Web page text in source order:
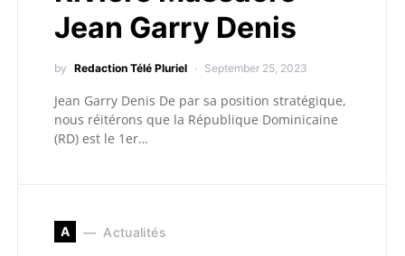
Jean Garry Denis
by Redaction Télé Pluriel September 25, 2023
Jean Garry Denis De par sa position stratégique,
nous réitérons que la République Dominicaine
(RD) est le 1er…
A Actualités